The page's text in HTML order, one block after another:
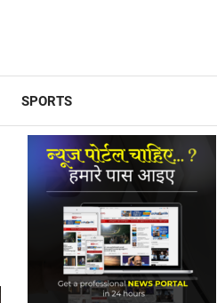
SPORTS